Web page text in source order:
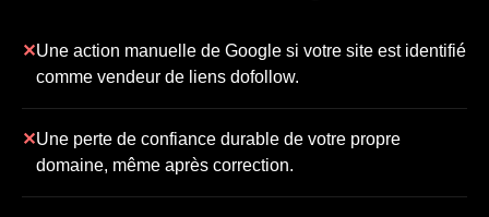
✕Une action manuelle de Google si votre site est identifié
comme vendeur de liens dofollow.
✕Une perte de confiance durable de votre propre
domaine, même après correction.